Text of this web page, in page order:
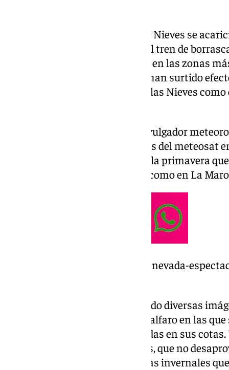
El pico blanco de la Sierra de las Nieves se
provincia de Málaga después del tren de
precipitaciones. Las lluvias que en las zonas
han surtido
llamativas tanto de la Sierra de las Nieves
José Luis Escudero Gallegos, divulgador
constantemente las evoluciones del meteosat
este tiempo ‘loco’ de entrada de la primavera
tanto en la Sierra de las Nieves como en La
https://www.101tv.es/maroma-nevada-
De este modo, Escudero ha subido diversas
capital malagueña o desde Gibralfaro en las
montañas de la provincia nevadas en sus
repetida por diferentes usuarios, que no
primavera tan curioso con trazas invernales